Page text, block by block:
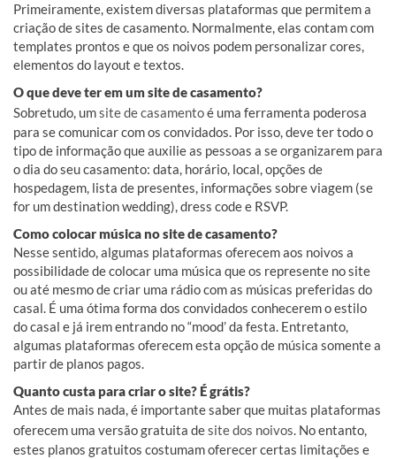
Primeiramente, existem diversas plataformas que permitem a
criação de sites de casamento. Normalmente, elas contam com
templates prontos e que os noivos podem personalizar cores,
elementos do layout e textos.
O que deve ter em um site de casamento?
Sobretudo, umsite de casamentoé uma ferramenta poderosa
para se comunicar com os convidados. Por isso, deve ter todo o
tipo de informação que auxilie as pessoas a se organizarem para
o dia do seu casamento: data, horário, local, opções de
hospedagem, lista de presentes, informações sobre viagem (se
for um destination wedding), dress code e RSVP.
Como colocar música no site de casamento?
Nesse sentido, algumas plataformas oferecem aos noivos a
possibilidade de colocar uma música que os represente no site
ou até mesmo de criar uma rádio com as músicas preferidas do
casal. É uma ótima forma dos convidados conhecerem o estilo
do casal e já irem entrando no “mood’ da festa. Entretanto,
algumas plataformas oferecem esta opção de música somente a
partir de planos pagos.
Quanto custa para criar o site? É grátis?
Antes de mais nada, é importante saber que muitas plataformas
oferecem uma versão gratuita desite dos noivos. No entanto,
estes planos gratuitos costumam oferecer certas limitações e